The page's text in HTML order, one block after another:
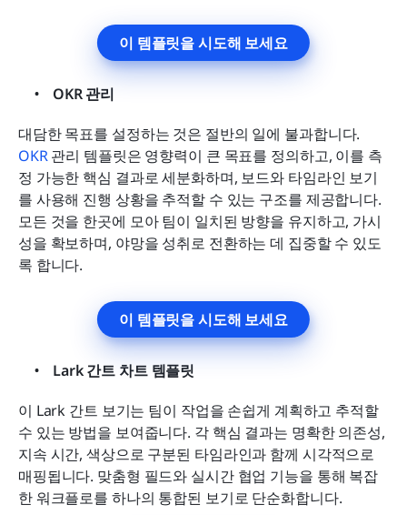
이 템플릿을 시도해 보세요
OKR 관리
OKR 관리 템플릿은 영향력이 큰 목표를 정의하고, 이를 측
정 가능한 핵심 결과로 세분화하며, 보드와 타임라인 보기
를 사용해 진행 상황을 추적할 수 있는 구조를 제공합니다.
모든 것을 한곳에 모아 팀이 일치된 방향을 유지하고, 가시
성을 확보하며, 야망을 성취로 전환하는 데 집중할 수 있도
록 합니다.
이 템플릿을 시도해 보세요
Lark 간트 차트 템플릿
이 Lark 간트 보기는 팀이 작업을 손쉽게 계획하고 추적할
수 있는 방법을 보여줍니다. 각 핵심 결과는 명확한 의존성,
지속 시간, 색상으로 구분된 타임라인과 함께 시각적으로
매핑됩니다. 맞춤형 필드와 실시간 협업 기능을 통해 복잡
한 워크플로를 하나의 통합된 보기로 단순화합니다.